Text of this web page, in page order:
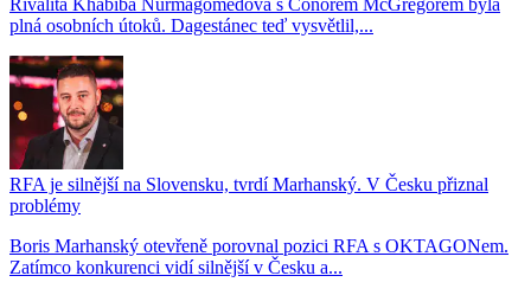
plná osobních útoků. Dagestánec teď vysvětlil,...
RFA je silnější na Slovensku, tvrdí Marhanský. V Česku přiznal
problémy
Boris Marhanský otevřeně porovnal pozici RFA s OKTAGONem.
Zatímco konkurenci vidí silnější v Česku a...